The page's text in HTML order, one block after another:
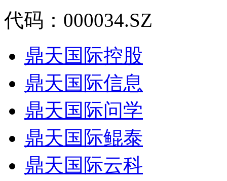
代码：000034.SZ
鼎天国际控股
鼎天国际信息
鼎天国际问学
鼎天国际鲲泰
鼎天国际云科